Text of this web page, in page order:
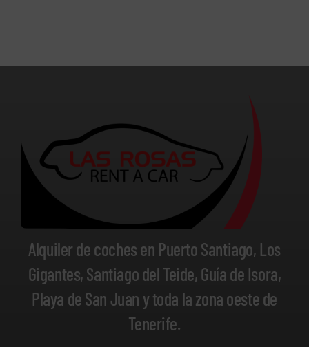
Alquiler de coches en Puerto Santiago, Los
Gigantes, Santiago del Teide, Guía de Isora,
Playa de San Juan y toda la zona oeste de
Tenerife.